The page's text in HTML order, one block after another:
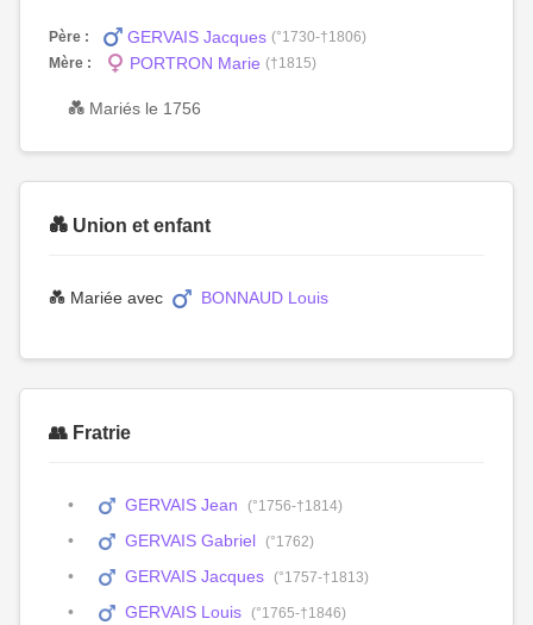
Père : GERVAIS Jacques (°1730-†1806)
Mère :
PORTRON Marie (†1815)
💑 Mariés le 1756
💑 Union et enfant
💑 Mariée avec BONNAUD Louis
👥 Fratrie
GERVAIS Jean (°1756-†1814)
GERVAIS Gabriel (°1762)
GERVAIS Jacques (°1757-†1813)
GERVAIS Louis (°1765-†1846)